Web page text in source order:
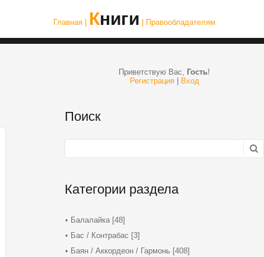
Главная | Книги | Правообладателям
Приветствую Вас, Гость!
Регистрация| Вход
Поиск
Категории раздела
Балалайка [48]
Бас / Контрабас [3]
Баян / Аккордеон / Гармонь [408]